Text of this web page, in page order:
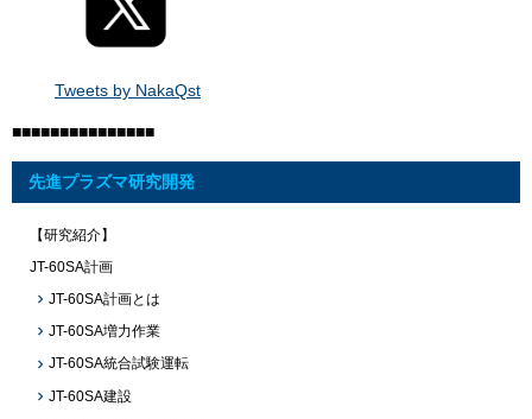
Tweets by NakaQst
■■■■■■■■■■■■■■■
先進プラズマ研究開発
【研究紹介】
JT-60SA計画
JT-60SA計画とは
JT-60SA増力作業
JT-60SA統合試験運転
JT-60SA建設